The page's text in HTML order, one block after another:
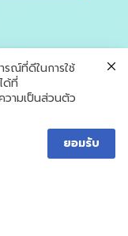
รณ์ที่ดีในการใช้
ด้ที่
วามเป็นส่วนตัว
ยอมรับ